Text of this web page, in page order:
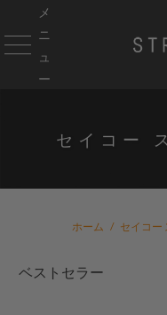
メ
ニ
ュ
ー
セイコー
ホーム / セイコー